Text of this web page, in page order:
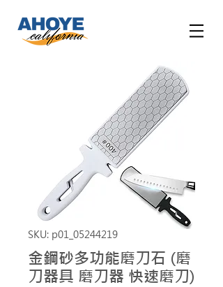
SKU: p01_05244219
金鋼砂多功能磨刀石 (磨
刀器具 磨刀器 快速磨刀)